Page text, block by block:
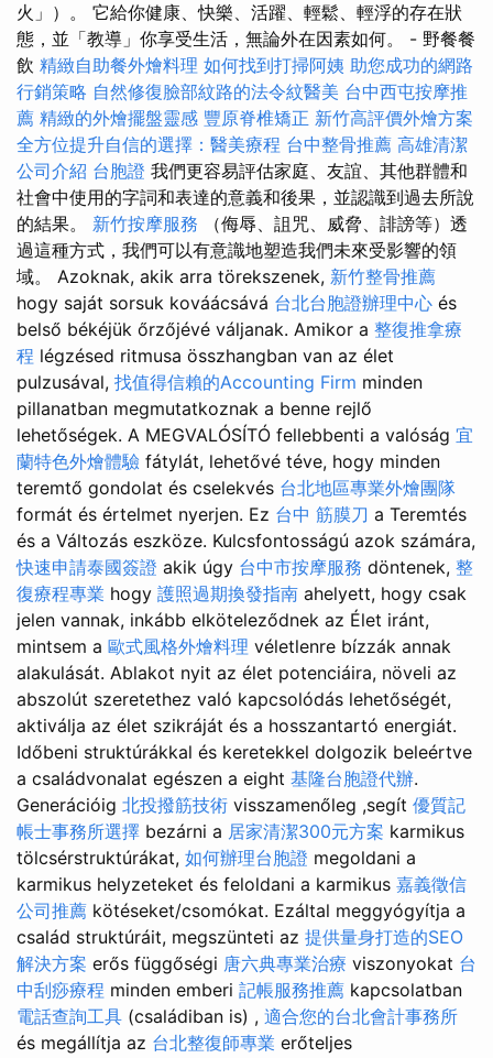
火」）。 它給你健康、快樂、活躍、輕鬆、輕浮的存在狀
態，並「教導」你享受生活，無論外在因素如何。 - 野餐餐
飲 精緻自助餐外燴料理 如何找到打掃阿姨 助您成功的網路
行銷策略 自然修復臉部紋路的法令紋醫美 台中西屯按摩推
薦 精緻的外燴擺盤靈感 豐原脊椎矯正 新竹高評價外燴方案
全方位提升自信的選擇：醫美療程 台中整骨推薦 高雄清潔
公司介紹 台胞證 我們更容易評估家庭、友誼、其他群體和
社會中使用的字詞和表達的意義和後果，並認識到過去所說
的結果。 新竹按摩服務
（侮辱、詛咒、威脅、誹謗等）透
過這種方式，我們可以有意識地塑造我們未來受影響的領
域。 Azoknak, akik arra törekszenek, 新竹整骨推薦
hogy saját sorsuk kováácsává 台北台胞證辦理中心 és
belső békéjük őrzőjévé váljanak. Amikor a 整復推拿療
程 légzésed ritmusa összhangban van az élet
pulzusával, 找值得信賴的Accounting Firm minden
pillanatban megmutatkoznak a benne rejlő
lehetőségek. A MEGVALÓSÍTÓ fellebbenti a valóság 宜
蘭特色外燴體驗 fátylát, lehetővé téve, hogy minden
teremtő gondolat és cselekvés 台北地區專業外燴團隊
formát és értelmet nyerjen. Ez 台中 筋膜刀 a Teremtés
és a Változás eszköze. Kulcsfontosságú azok számára,
快速申請泰國簽證 akik úgy 台中市按摩服務 döntenek, 整
復療程專業 hogy 護照過期換發指南 ahelyett, hogy csak
jelen vannak, inkább elköteleződnek az Élet iránt,
mintsem a 歐式風格外燴料理 véletlenre bízzák annak
alakulását. Ablakot nyit az élet potenciáira, növeli az
abszolút szeretethez való kapcsolódás lehetőségét,
aktiválja az élet szikráját és a hosszantartó energiát.
Időbeni struktúrákkal és keretekkel dolgozik beleértve
a családvonalat egészen a eight 基隆台胞證代辦.
Generációig 北投撥筋技術 visszamenőleg ,segít 優質記
帳士事務所選擇 bezárni a 居家清潔300元方案 karmikus
tölcsérstruktúrákat, 如何辦理台胞證 megoldani a
karmikus helyzeteket és feloldani a karmikus 嘉義徵信
公司推薦 kötéseket/csomókat. Ezáltal meggyógyítja a
család struktúráit, megszünteti az 提供量身打造的SEO
解決方案 erős függőségi 唐六典專業治療 viszonyokat 台
中刮痧療程 minden emberi 記帳服務推薦 kapcsolatban
電話查詢工具 (családiban is) , 適合您的台北會計事務所
és megállítja az 台北整復師專業 erőteljes